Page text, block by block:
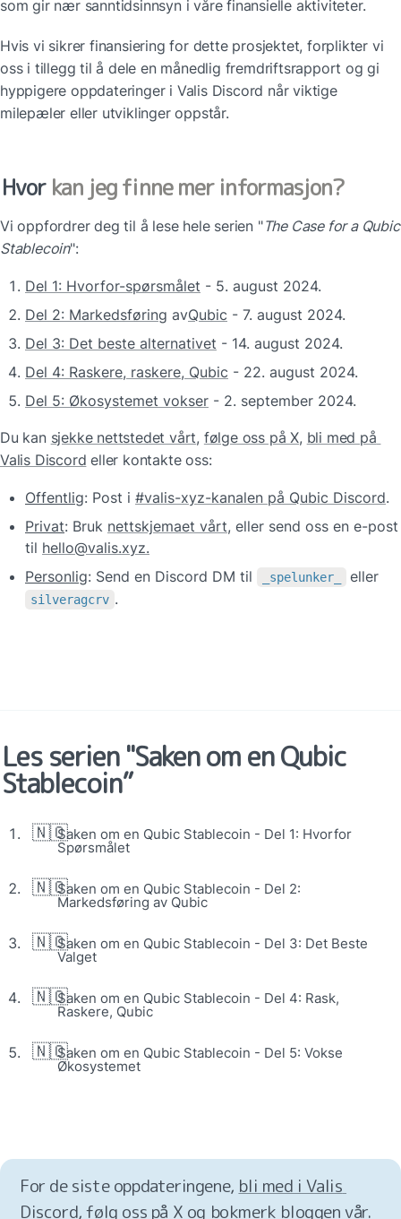
som gir nær sanntidsinnsyn i våre finansielle aktiviteter.
Hvis vi sikrer finansiering for dette prosjektet, forplikter vi
oss i tillegg til å dele en månedlig fremdriftsrapport og gi
hyppigere oppdateringer i Valis Discord når viktige
milepæler eller utviklinger oppstår.
Hvor kan jeg finne mer informasjon?
Vi oppfordrer deg til å lese hele serien "The Case for a Qubic
Stablecoin":
Del 1: Hvorfor-spørsmålet - 5. august 2024.
Del 2: Markedsføring avQubic - 7. august 2024.
Del 3: Det beste alternativet - 14. august 2024.
Del 4: Raskere, raskere, Qubic - 22. august 2024.
Del 5: Økosystemet vokser - 2. september 2024.
Du kan sjekke nettstedet vårt, følge oss på X, bli med på
Valis Discord eller kontakte oss:
Offentlig: Post i #valis-xyz-kanalen på Qubic Discord.
Privat: Bruk nettskjemaet vårt, eller send oss en e-post
til hello@valis.xyz.
Personlig: Send en Discord DM til _spelunker_ eller
silveragcrv .
Les serien "Saken om en Qubic
Stablecoin”
🇳🇴Saken om en Qubic Stablecoin - Del 1: Hvorfor
Spørsmålet
🇳🇴Saken om en Qubic Stablecoin - Del 2:
Markedsføring av Qubic
🇳🇴Saken om en Qubic Stablecoin - Del 3: Det Beste
Valget
🇳🇴Saken om en Qubic Stablecoin - Del 4: Rask,
Raskere, Qubic
🇳🇴Saken om en Qubic Stablecoin - Del 5: Vokse
Økosystemet
For de siste oppdateringene, bli med i Valis
Discord, følg oss på X og bokmerk bloggen vår.